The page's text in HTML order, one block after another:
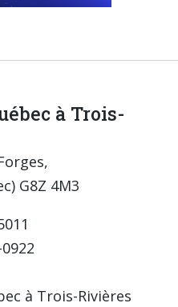
à Trois-
G8Z 4M3
à Trois-Rivières